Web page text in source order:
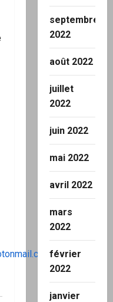
septembre
2022
août 2022
juillet
2022
juin 2022
mai 2022
avril 2022
mars
2022
février
2022
janvier